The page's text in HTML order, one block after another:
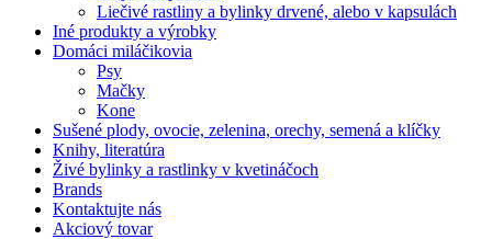
Liečivé rastliny a bylinky drvené, alebo v kapsulách
Iné produkty a výrobky
Domáci miláčikovia
Psy
Mačky
Kone
Sušené plody, ovocie, zelenina, orechy, semená a klíčky
Knihy, literatúra
Živé bylinky a rastlinky v kvetináčoch
Brands
Kontaktujte nás
Akciový tovar